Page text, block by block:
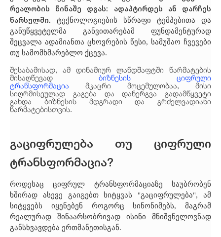
რეალობის წინაშე დგას: ადაპტირდეს ან დარჩეს
წარსულში. ტექნოლოგიების სწრაფი ტემპებითა და
განუწყვეტელმა განვითარებამ ფუნდამენტურად
შეცვალა ადამიანთა ცხოვრების წესი, სამუშაო ჩვევები
თუ სამომხმარებლო ქცევა.
შესაბამისად, ამ დინამიურ ლანდშაფტში წარმატების
მისაღწევად ბიზნესის ციფრული
ტრანსფორმაცია მკაცრი მოცემულობაა, მისი
სიღრმისეულად გაგება და დანერგვა გადამწყვეტი
გახდა ბიზნესის მდგრადი და გრძელვადიანი
წარმატებისთვის.
გაციფრულება თუ ციფრული
ტრანსფორმაცია?
როდესაც ციფრულ ტრანსფორმაციაზე საუბრობენ
ხშირად ასევე გაიგებთ სიტყვას "გაციფრულება", ამ
სიტყვებს იყენებენ როგორც სინონიმებს, მაგრამ
რეალურად შინაარსობრივად ისინი მნიშვნელოვნად
განსხვავდება ერთმანეთისგან.